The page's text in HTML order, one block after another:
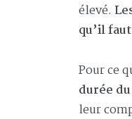
élevé.
qu’il faut
Pour ce
durée
leur